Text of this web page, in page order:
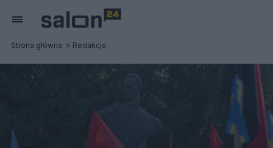
Strona główna Redakcja